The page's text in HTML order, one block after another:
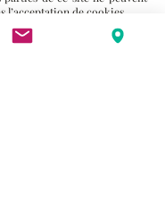
l’acceptation de cookies.